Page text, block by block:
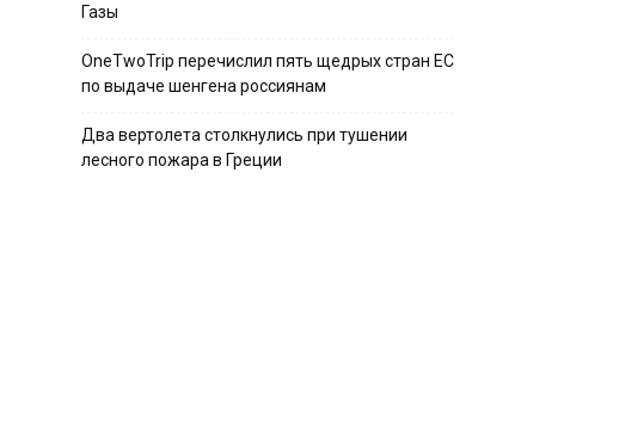
Газы
OneTwoTrip перечислил пять щедрых стран ЕС
по выдаче шенгена россиянам
Два вертолета столкнулись при тушении
лесного пожара в Греции